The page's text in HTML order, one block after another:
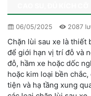
06/05/2025 2087
Chặn lùi sau xe là thiết
để giới hạn vị trí đỗ và
đỗ, hầm xe hoặc dốc
hoặc kim loại bền
tiện và hạ tầng xung